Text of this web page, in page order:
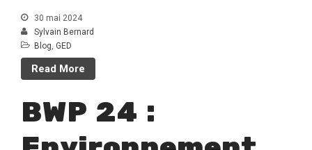
30 mai 2024
Sylvain Bernard
Blog, GED
Read More
BWP 24 :